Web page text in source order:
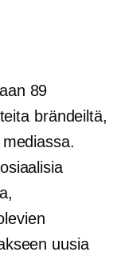
89
brändeiltä,
uusia